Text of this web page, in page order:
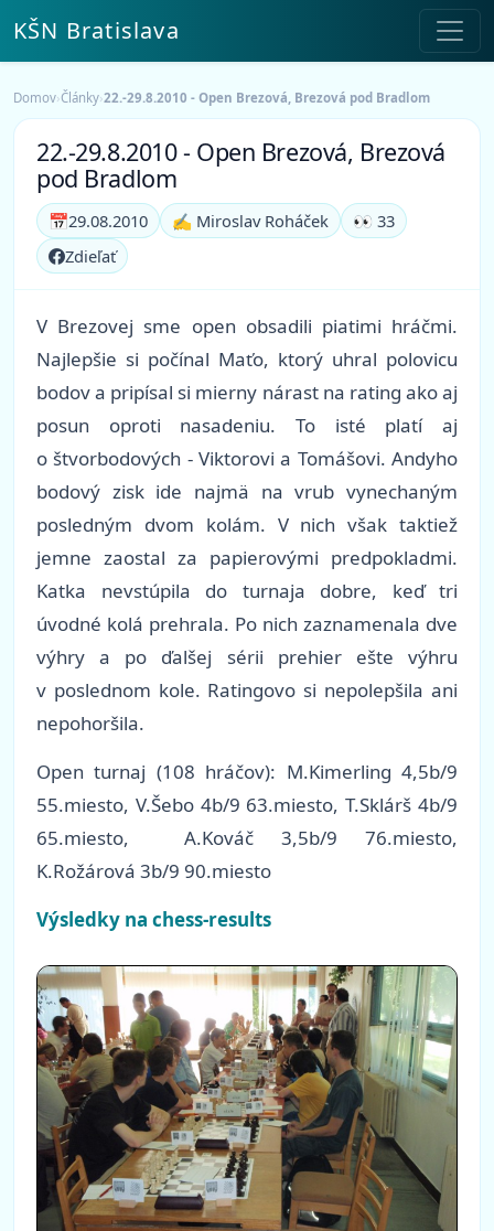
KŠN Bratislava
Domov›Články›22.-29.8.2010 - Open Brezová, Brezová pod Bradlom
22.-29.8.2010 - Open Brezová, Brezová
pod Bradlom
📅29.08.2010 ✍️ Miroslav Roháček
👀 33
Zdieľať
V Brezovej sme open obsadili piatimi hráčmi.
Najlepšie si počínal Maťo, ktorý uhral polovicu
bodov a pripísal si mierny nárast na rating ako aj
posun oproti nasadeniu. To isté platí aj
o štvorbodových - Viktorovi a Tomášovi. Andyho
bodový zisk ide najmä na vrub vynechaným
posledným dvom kolám. V nich však taktiež
jemne zaostal za papierovými predpokladmi.
Katka nevstúpila do turnaja dobre, keď tri
úvodné kolá prehrala. Po nich zaznamenala dve
výhry a po ďalšej sérii prehier ešte výhru
v poslednom kole. Ratingovo si nepolepšila ani
nepohoršila.
Open turnaj (108 hráčov): M.Kimerling 4,5b/9
55.miesto, V.Šebo 4b/9 63.miesto, T.Sklárš 4b/9
65.miesto, A.Kováč 3,5b/9 76.miesto,
K.Rožárová 3b/9 90.miesto
Výsledky na chess-results